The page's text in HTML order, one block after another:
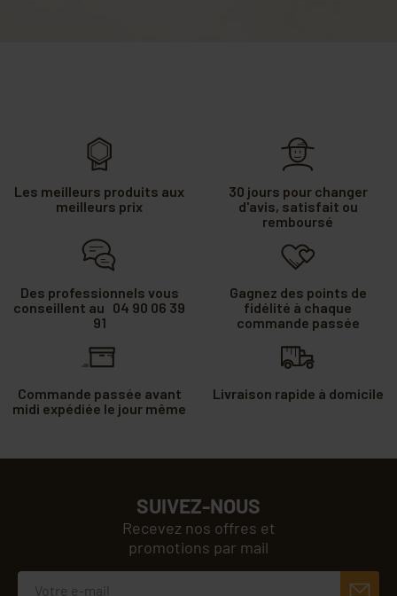
Les meilleurs produits aux
meilleurs prix
30 jours pour changer
d'avis, satisfait ou
remboursé
Des professionnels vous
conseillent au 04 90 06 39
91
Gagnez des points de
fidélité à chaque
commande passée
Commande passée avant
midi expédiée le jour même
Livraison rapide à domicile
SUIVEZ-NOUS
Recevez nos offres et
promotions par mail